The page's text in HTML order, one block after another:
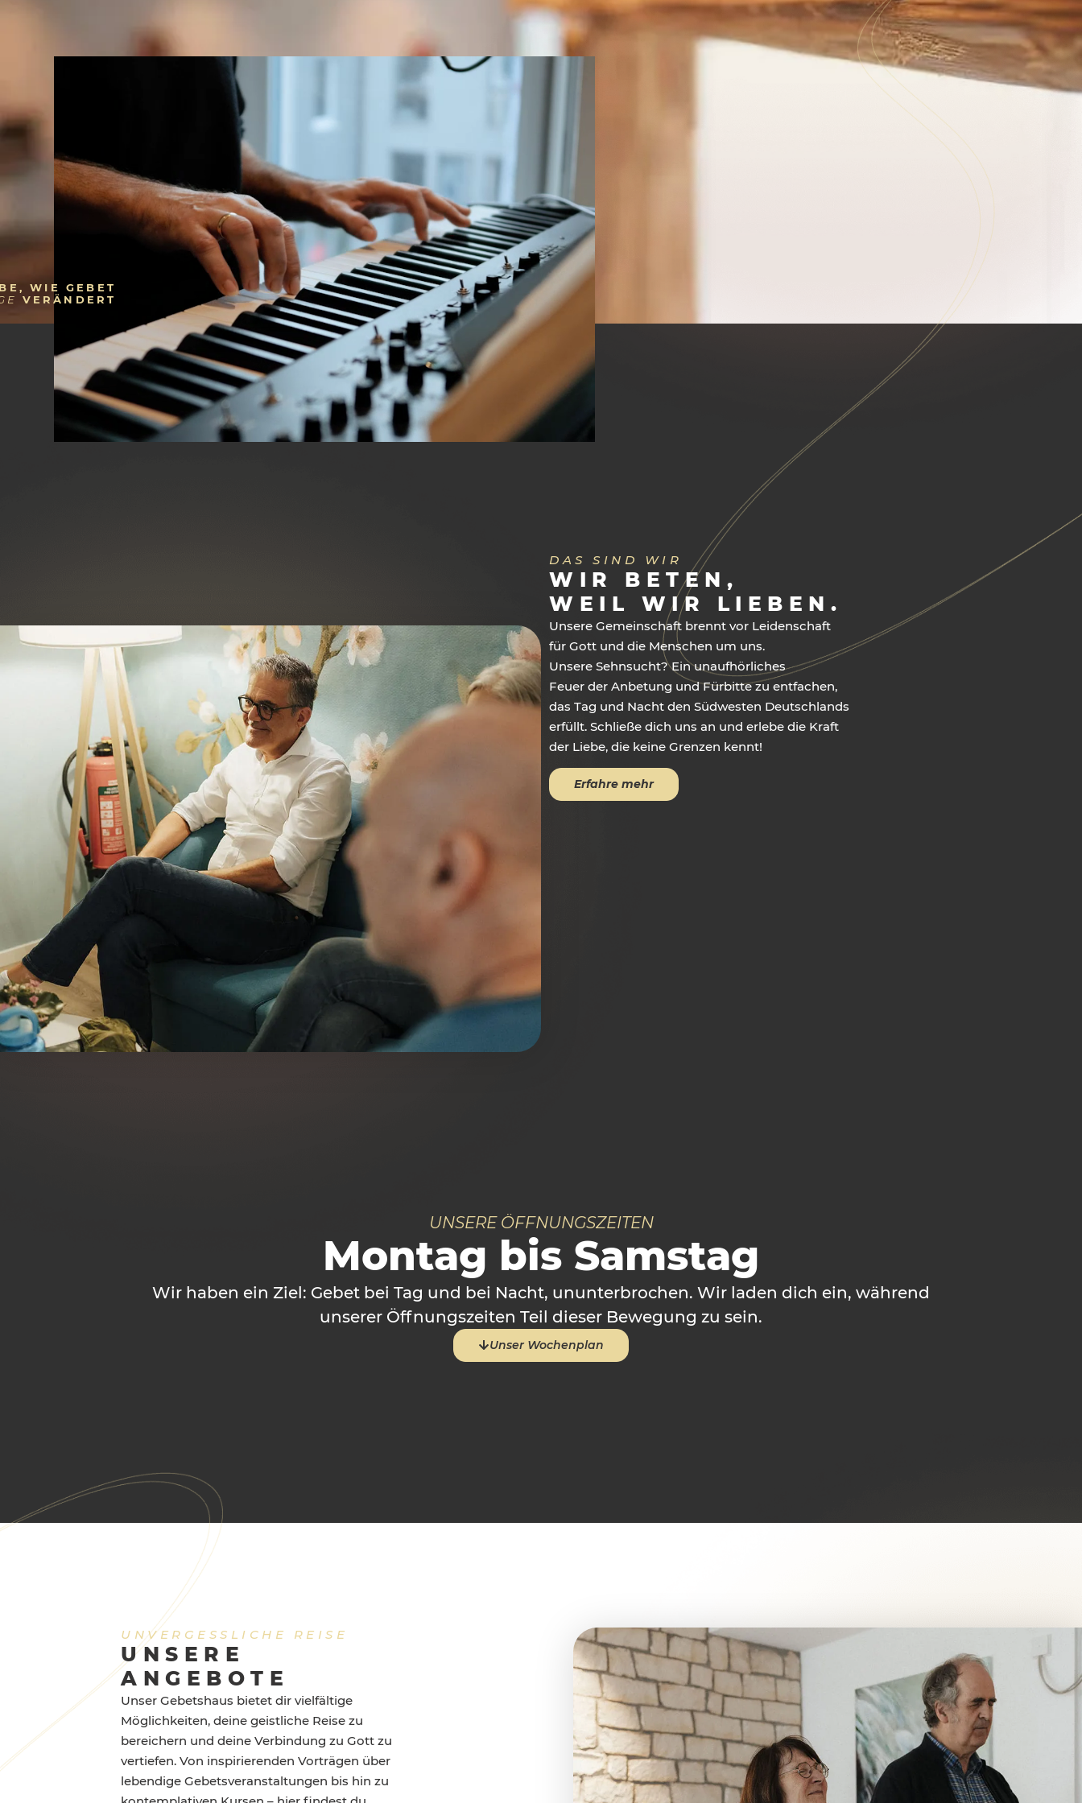
Ich möchte den Newsletter abonnieren.
WIE GEBET
VERÄNDERT
DAS SIND WIR
WIR BETEN,
WEIL WIR LIEBEN.
Unsere Gemeinschaft brennt vor Leidenschaft
für Gott und die Menschen um uns.
Unsere Sehnsucht? Ein unaufhörliches
Feuer der Anbetung und Fürbitte zu entfachen,
das Tag und Nacht den Südwesten Deutschlands
erfüllt. Schließe dich uns an und erlebe die Kraft
der Liebe, die keine Grenzen kennt!
Erfahre mehr
UNSERE ÖFFNUNGSZEITEN
Montag bis Samstag
Wir haben ein Ziel: Gebet bei Tag und bei Nacht, ununterbrochen. Wir laden dich ein, während
unserer Öffnungszeiten Teil dieser Bewegung zu sein.
Unser Wochenplan
UNVERGESSLICHE REISE
UNSERE
ANGEBOTE
Unser Gebetshaus bietet dir vielfältige
Möglichkeiten, deine geistliche Reise zu
bereichern und deine Verbindung zu Gott zu
vertiefen. Von inspirierenden Vorträgen über
lebendige Gebetsveranstaltungen bis hin zu